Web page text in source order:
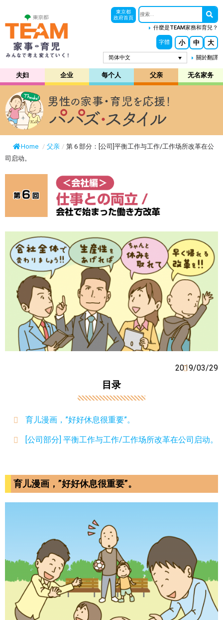
東京都
政府首頁
什麼是TEAM家務和育兒？
字體 小 中 大
简体中文 關於翻譯
夫妇 企业 每个人 父亲 无名家务
Home / 父亲 / 第 6 部分：[公司]平衡工作与工作/工作场所改革在公
司启动。
2019/03/29
目录
育儿漫画，”好好休息很重要”。
[公司部分] 平衡工作与工作/工作场所改革在公司启动。
育儿漫画，”好好休息很重要”。